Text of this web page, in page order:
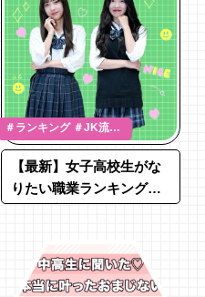
＃ランキング ＃JK流行
通信
【最新】女子高校生がな
りたい職業ランキング！1